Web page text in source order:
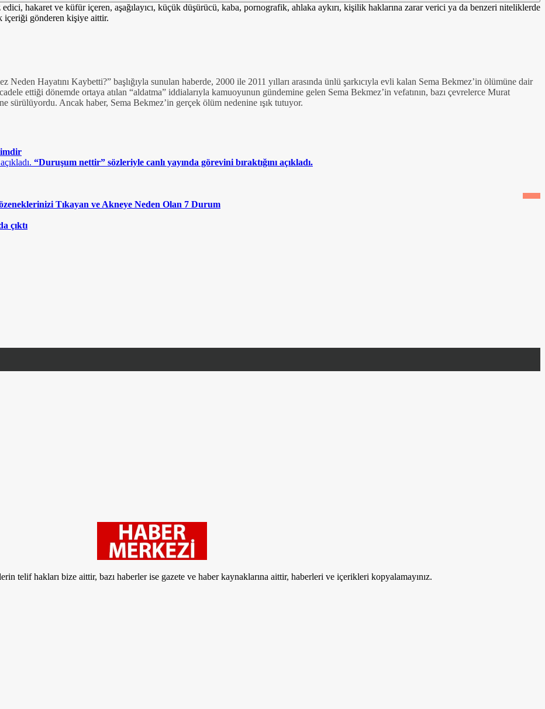
edici, hakaret ve küfür içeren, aşağılayıcı, küçük düşürücü, kaba, pornografik, ahlaka aykırı, kişilik haklarına zarar verici ya da benzeri niteliklerde
gönderen kişiye aittir.
Hayatını Kaybetti?” başlığıyla sunulan haberde, 2000 ile 2011 yılları arasında ünlü şarkıcıyla evli kalan Sema Bekmez’in ölümüne dair
ettiği dönemde ortaya atılan “aldatma” iddialarıyla kamuoyunun gündemine gelen Sema Bekmez’in vefatının, bazı çevrelerce Murat
sürülüyordu. Ancak haber, Sema Bekmez’in gerçek ölüm nedenine ışık tutuyor.
“Duruşum nettir” sözleriyle canlı yayında görevini bıraktığını açıkladı.
Tıkayan ve Akneye Neden Olan 7 Durum
çıktı
telif hakları bize aittir, bazı haberler ise gazete ve haber kaynaklarına aittir, haberleri ve içerikleri kopyalamayınız.